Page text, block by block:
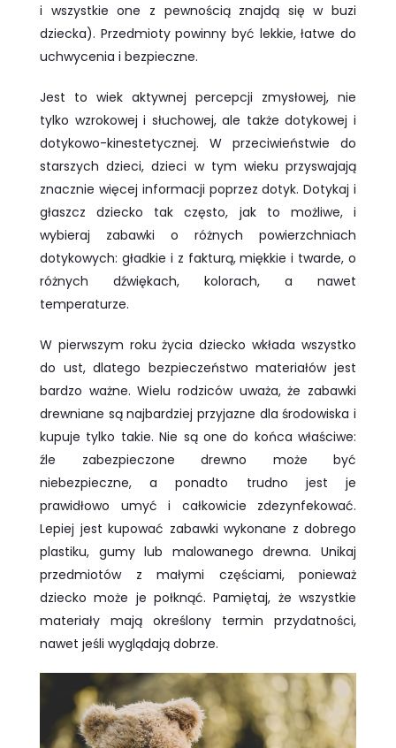
i wszystkie one z pewnością znajdą się w buzi
dziecka). Przedmioty powinny być lekkie, łatwe do
uchwycenia i bezpieczne.
Jest to wiek aktywnej percepcji zmysłowej, nie
tylko wzrokowej i słuchowej, ale także dotykowej i
dotykowo-kinestetycznej. W przeciwieństwie do
starszych dzieci, dzieci w tym wieku przyswajają
znacznie więcej informacji poprzez dotyk. Dotykaj i
głaszcz dziecko tak często, jak to możliwe, i
wybieraj zabawki o różnych powierzchniach
dotykowych: gładkie i z fakturą, miękkie i twarde, o
różnych dźwiękach, kolorach, a nawet
temperaturze.
W pierwszym roku życia dziecko wkłada wszystko
do ust, dlatego bezpieczeństwo materiałów jest
bardzo ważne. Wielu rodziców uważa, że zabawki
drewniane są najbardziej przyjazne dla środowiska i
kupuje tylko takie. Nie są one do końca właściwe:
źle zabezpieczone drewno może być
niebezpieczne, a ponadto trudno jest je
prawidłowo umyć i całkowicie zdezynfekować.
Lepiej jest kupować zabawki wykonane z dobrego
plastiku, gumy lub malowanego drewna. Unikaj
przedmiotów z małymi częściami, ponieważ
dziecko może je połknąć. Pamiętaj, że wszystkie
materiały mają określony termin przydatności,
nawet jeśli wyglądają dobrze.